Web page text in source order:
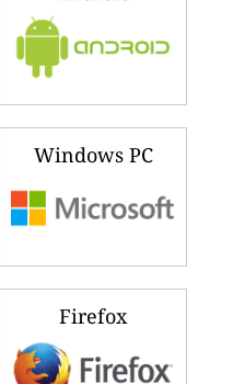
Windows PC
Firefox